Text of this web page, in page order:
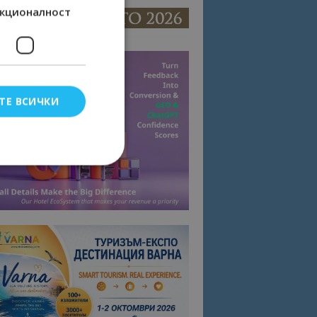
ВСИЧКИ
влизане и
съгласието
на сайта.